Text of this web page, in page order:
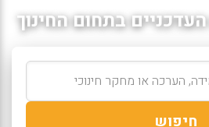
בתחום החינוך
חיפוש